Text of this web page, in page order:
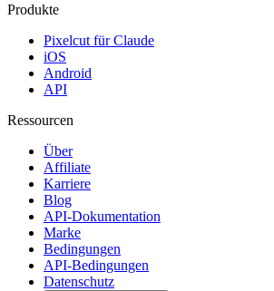
Produkte
Pixelcut für Claude
iOS
Android
API
Ressourcen
Über
Affiliate
Karriere
Blog
API-Dokumentation
Marke
Bedingungen
API-Bedingungen
Datenschutz